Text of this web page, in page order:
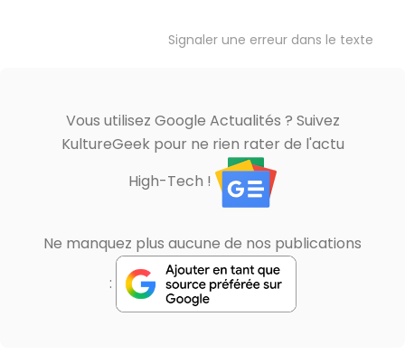
Signaler une erreur dans le texte
Vous utilisez Google Actualités ? Suivez
KultureGeek pour ne rien rater de l'actu
High-Tech !
Ne manquez plus aucune de nos publications
: